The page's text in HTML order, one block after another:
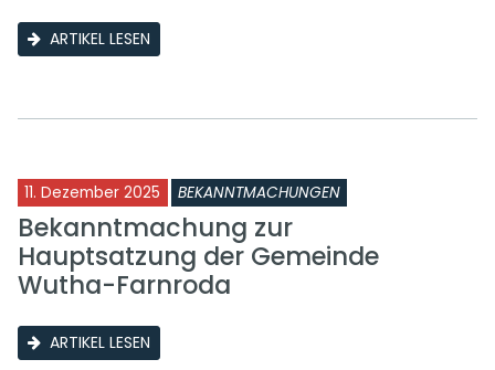
ARTIKEL LESEN
11. Dezember 2025 BEKANNTMACHUNGEN
Bekanntmachung zur
Hauptsatzung der Gemeinde
Wutha-Farnroda
ARTIKEL LESEN